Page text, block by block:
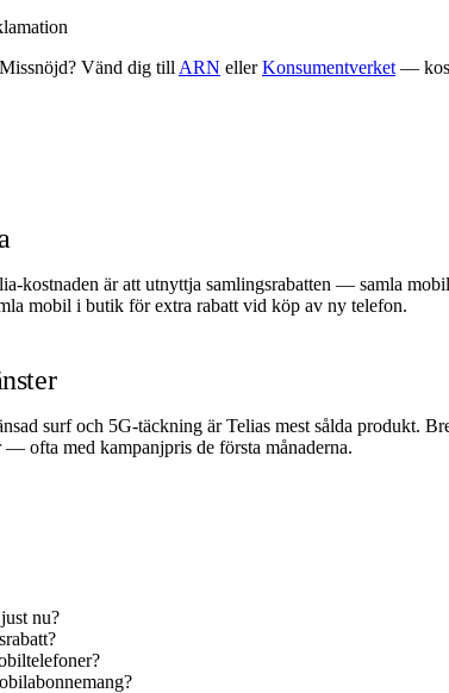
Vänd dig till ARN eller Konsumentverket —
kostnaden är att utnyttja samlingsrabatten — samla
mobil i butik för extra rabatt vid köp av ny telefon.
surf och 5G-täckning är Telias mest sålda produkt.
ofta med kampanjpris de första månaderna.
nu?